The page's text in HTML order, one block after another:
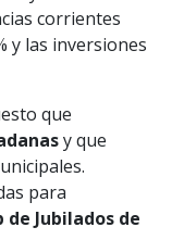
corrientes
y las inversiones
que
y que
para
Jubilados de